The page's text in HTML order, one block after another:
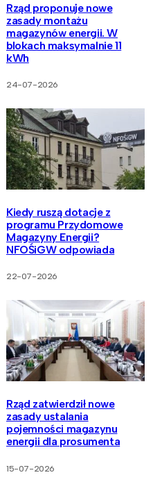
Rząd proponuje nowe
zasady montażu
magazynów energii. W
blokach maksymalnie 11
kWh
24-07-2026
Kiedy ruszą dotacje z
programu Przydomowe
Magazyny Energii?
NFOŚiGW odpowiada
22-07-2026
Rząd zatwierdził nowe
zasady ustalania
pojemności magazynu
energii dla prosumenta
15-07-2026